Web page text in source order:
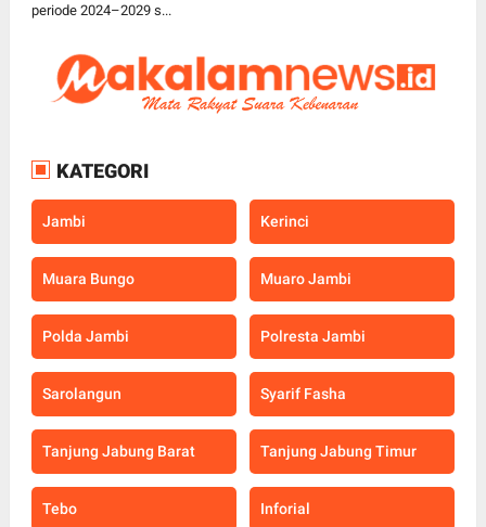
periode 2024–2029 s...
KATEGORI
Jambi Kerinci
Muara Bungo Muaro Jambi
Polda Jambi Polresta Jambi
Sarolangun Syarif Fasha
Tanjung Jabung Barat Tanjung Jabung Timur
Tebo Inforial